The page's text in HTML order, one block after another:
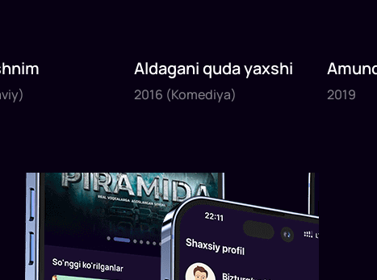
.
2016
1x82daq.
Aldagani quda yaxshi
2016 (Komediya)
2019
1x120
2019